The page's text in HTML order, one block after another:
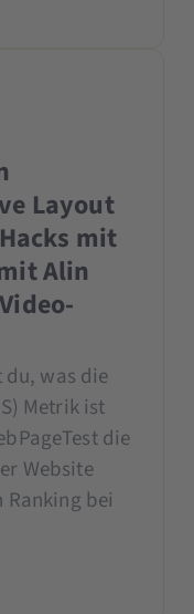
Layout
mit
Alin
du, was die
Metrik ist
die
Website
bei